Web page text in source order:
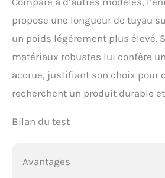
propose une longueur de tuyau
un poids légèrement plus élevé.
matériaux robustes lui confère
accrue, justifiant son choix pour
recherchent un produit durable
Bilan du test
Avantages